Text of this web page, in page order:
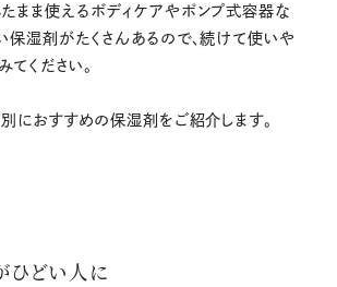
まま使えるボディケアやポンプ式容器な
保湿剤がたくさんあるので、続けて使いや
てください。
別におすすめの保湿剤をご紹介します。
ひどい人に